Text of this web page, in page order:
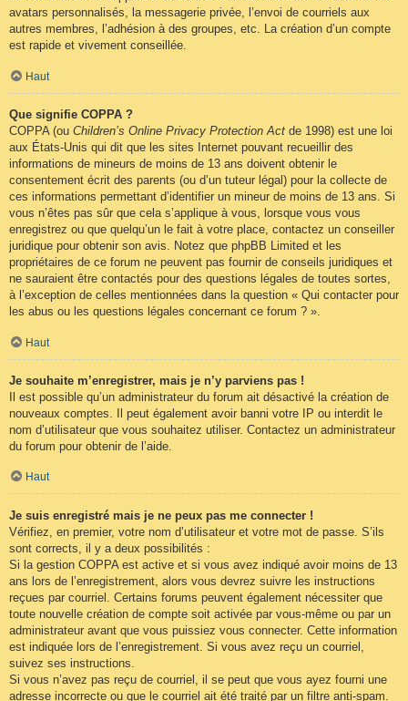
avatars personnalisés, la messagerie privée, l’envoi de courriels aux
autres membres, l’adhésion à des groupes, etc. La création d’un compte
est rapide et vivement conseillée.
Haut
Que signifie COPPA ?
COPPA (ou Children’s Online Privacy Protection Act de 1998) est une loi
aux États-Unis qui dit que les sites Internet pouvant recueillir des
informations de mineurs de moins de 13 ans doivent obtenir le
consentement écrit des parents (ou d’un tuteur légal) pour la collecte de
ces informations permettant d’identifier un mineur de moins de 13 ans. Si
vous n’êtes pas sûr que cela s’applique à vous, lorsque vous vous
enregistrez ou que quelqu’un le fait à votre place, contactez un conseiller
juridique pour obtenir son avis. Notez que phpBB Limited et les
propriétaires de ce forum ne peuvent pas fournir de conseils juridiques et
ne sauraient être contactés pour des questions légales de toutes sortes,
à l’exception de celles mentionnées dans la question « Qui contacter pour
les abus ou les questions légales concernant ce forum ? ».
Haut
Je souhaite m’enregistrer, mais je n’y parviens pas !
Il est possible qu’un administrateur du forum ait désactivé la création de
nouveaux comptes. Il peut également avoir banni votre IP ou interdit le
nom d’utilisateur que vous souhaitez utiliser. Contactez un administrateur
du forum pour obtenir de l’aide.
Haut
Je suis enregistré mais je ne peux pas me connecter !
Vérifiez, en premier, votre nom d’utilisateur et votre mot de passe. S’ils
sont corrects, il y a deux possibilités :
Si la gestion COPPA est active et si vous avez indiqué avoir moins de 13
ans lors de l’enregistrement, alors vous devrez suivre les instructions
reçues par courriel. Certains forums peuvent également nécessiter que
toute nouvelle création de compte soit activée par vous-même ou par un
administrateur avant que vous puissiez vous connecter. Cette information
est indiquée lors de l’enregistrement. Si vous avez reçu un courriel,
suivez ses instructions.
Si vous n’avez pas reçu de courriel, il se peut que vous ayez fourni une
adresse incorrecte ou que le courriel ait été traité par un filtre anti-spam.